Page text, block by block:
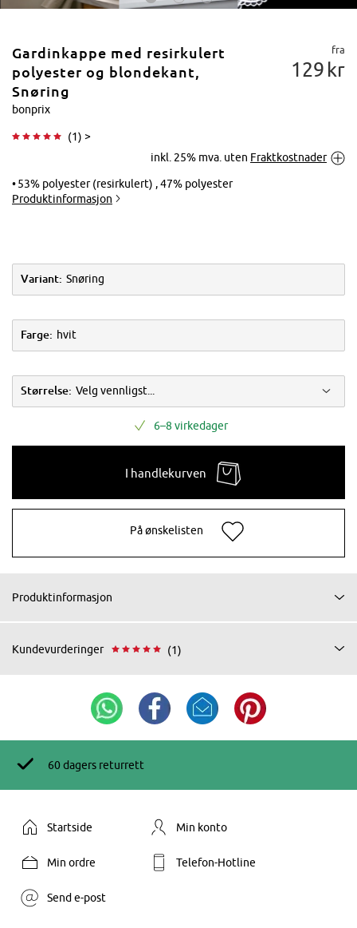
Gardinkappe med resirkulert
polyester og blondekant,
Snøring
bonprix
(1) >
fra
129 kr
inkl. 25% mva. uten Fraktkostnader
53% polyester (resirkulert) , 47% polyester
Produktinformasjon
Variant: Snøring
Farge: hvit
Størrelse: Velg vennligst...
6–8 virkedager
I handlekurven
På ønskelisten
Produktinformasjon
Kundevurderinger (1)
60 dagers returrett
Startside Min konto
Min ordre Telefon-Hotline
Send e-post